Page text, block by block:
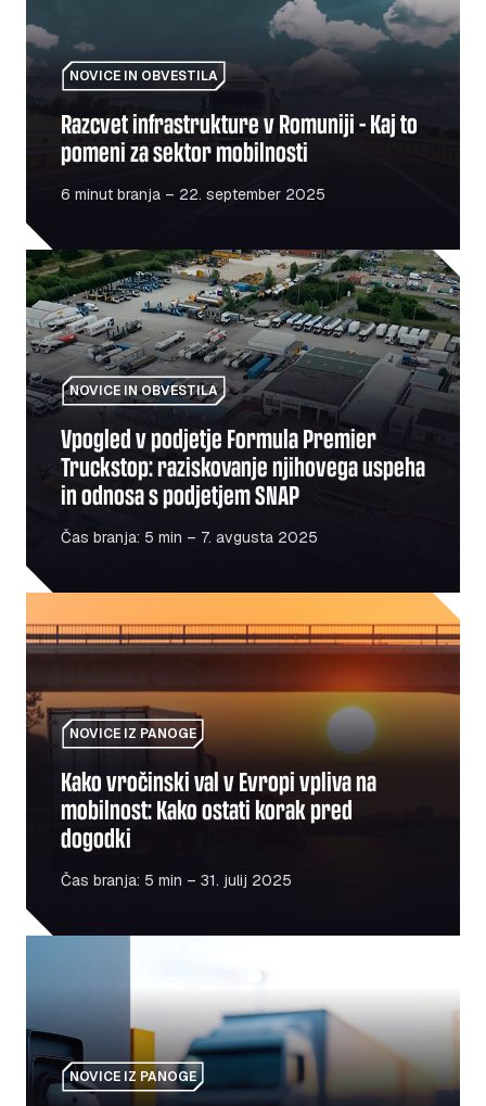
NOVICE IN OBVESTILA
Razcvet infrastrukture v Romuniji – Kaj to
pomeni za sektor mobilnosti
6 minut branja – 22. september 2025
Vpogled v podjetje Formula Premier Truckstop:
NOVICE IN OBVESTILA
Vpogled v podjetje Formula Premier
Truckstop: raziskovanje njihovega uspeha
in odnosa s podjetjem SNAP
Čas branja: 5 min – 7. avgusta 2025
Kako vročinski val v Evropi vpliva na mobilnost: Kako
NOVICE IZ PANOGE
Kako vročinski val v Evropi vpliva na
mobilnost: Kako ostati korak pred
dogodki
Čas branja: 5 min – 31. julij 2025
NOVICE IZ PANOGE